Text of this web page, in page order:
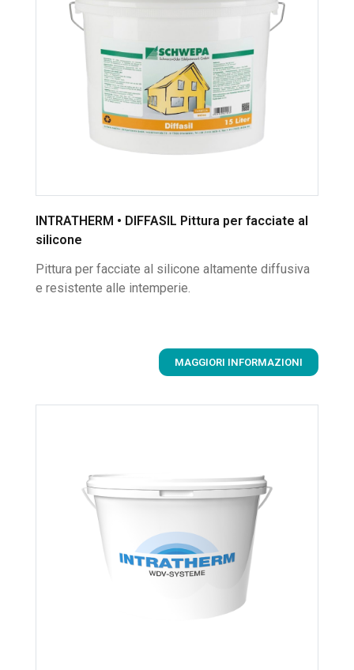
INTRATHERM • DIFFASIL Pittura per facciate al
silicone
Pittura per facciate al silicone altamente diffusiva
e resistente alle intemperie.
MAGGIORI INFORMAZIONI